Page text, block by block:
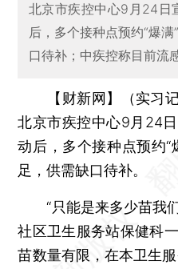
北京市疾控中心9月24日
后，多个接种点预约“爆
口待补；中疾控称目前流
【财新网】（实习
北京市疾控中心9月24
动后，多个接种点预约“
足，供需缺口待补。
“只能是来多少苗我
社区卫生服务站保健科
苗数量有限，在本卫生